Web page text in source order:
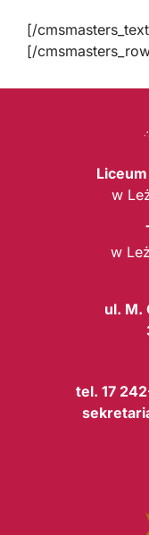
[/
[/
w
w
ul. M.
tel. 17